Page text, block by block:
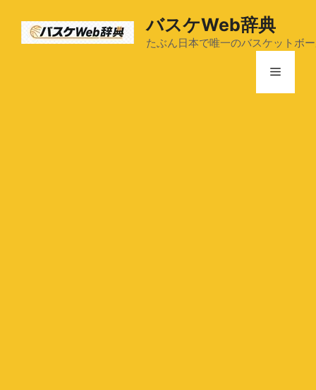
バスケWeb辞典
たぶん日本で唯一のバスケットボ
メ